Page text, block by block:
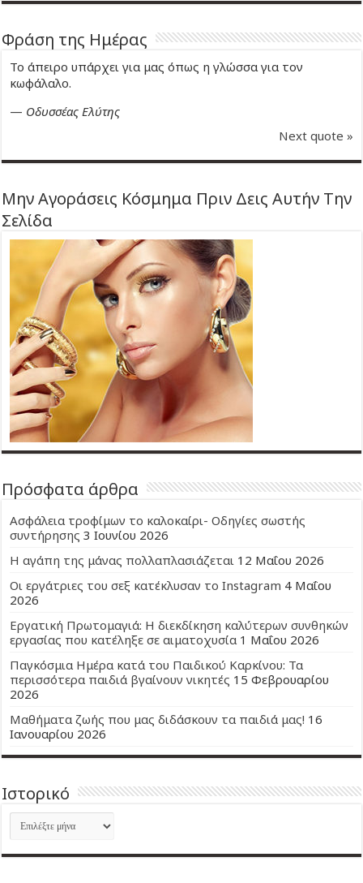
Φράση της Ημέρας
Το άπειρο υπάρχει για μας όπως η γλώσσα για τον
κωφάλαλο.
— Οδυσσέας Ελύτης
Next quote »
Μην Αγοράσεις Κόσμημα Πριν Δεις Αυτήν Την
Σελίδα
Πρόσφατα άρθρα
Ασφάλεια τροφίμων το καλοκαίρι- Οδηγίες σωστής
συντήρησης 3 Ιουνίου 2026
Η αγάπη της μάνας πολλαπλασιάζεται 12 Μαΐου 2026
Οι εργάτριες του σεξ κατέκλυσαν το Instagram 4 Μαΐου
2026
Εργατική Πρωτομαγιά: Η διεκδίκηση καλύτερων συνθηκών
εργασίας που κατέληξε σε αιματοχυσία 1 Μαΐου 2026
Παγκόσμια Ημέρα κατά του Παιδικού Καρκίνου: Τα
περισσότερα παιδιά βγαίνουν νικητές 15 Φεβρουαρίου
2026
Μαθήματα ζωής που μας διδάσκουν τα παιδιά μας! 16
Ιανουαρίου 2026
Ιστορικό
Ιστορικό